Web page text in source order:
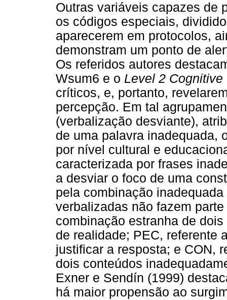
Outras variáveis capazes de
os códigos especiais,
aparecerem em protocolos,
demonstram um ponto de
Os referidos autores
Wsum6 e o Level 2 Cognitive
críticos, e, portanto,
percepção. Em tal
(verbalização desviante),
de uma palavra inadequada,
por nível cultural e
caracterizada por frases
a desviar o foco de uma
pela combinação
verbalizadas não fazem
combinação estranha de
de realidade; PEC, referente
justificar a resposta; e CON,
dois conteúdos
Exner e Sendín (1999)
há maior propensão ao